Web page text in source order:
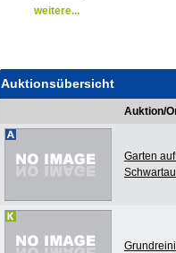
weitere...
Auktionsübersicht
Auktion/
Garten
Schwartau